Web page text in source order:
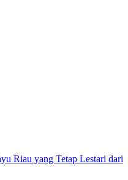
Riau yang Tetap Lestari dari